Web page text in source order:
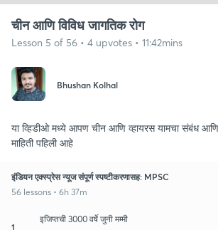
चीन आणि विविध जागतिक रोग
Lesson 5 of 56 • 4 upvotes • 11:42mins
Bhushan Kolhal
या व्हिडीओ मध्ये आपण चीन आणि व्हायरस यामचा संबंध आणि
माहिती पहिली आहे
इंडियन एक्स्प्रेस न्यूज संपूर्ण स्पष्टीकरणासह: MPSC
56 lessons • 6h 37m
1
इजिप्तची 3000 वर्षे जुनी मम्मी